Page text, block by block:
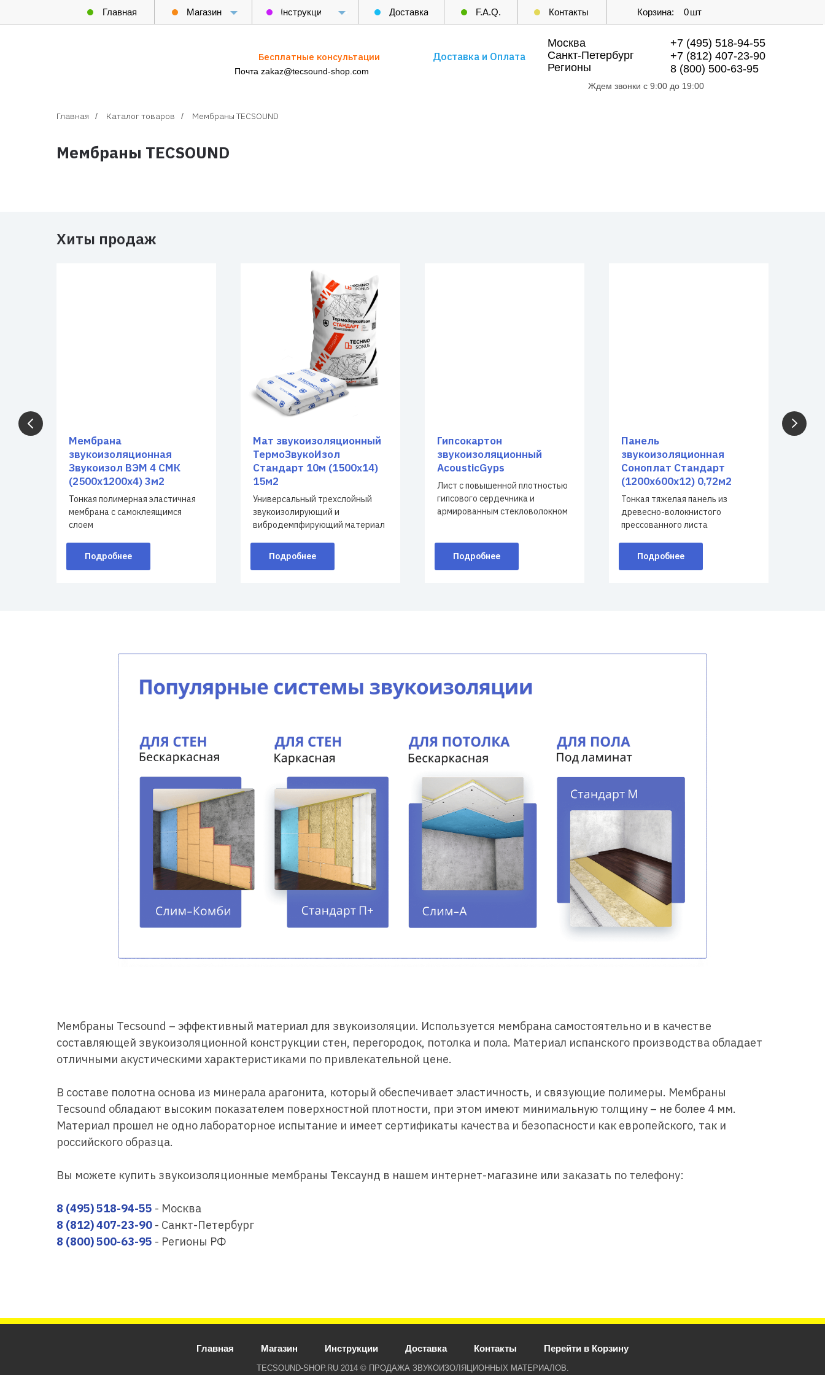
Главная Магазин Инструкции Доставка F.A.Q. Контакты
Бесплатные консультации Доставка и Оплата
Ждем звонки с 9:00 до 19:00
Москва
Санкт-Петербург
Регионы
+7 (495) 518-94-55
+7 (812) 407-23-90
8 (800) 500-63-95
Почта zakaz@tecsound-shop.com
0шт
Корзина:
Главная / Каталог товаров / Мембраны TECSOUND
Мембраны TECSOUND
Хиты продаж
Мембрана
звукоизоляционная
Звукоизол ВЭМ 4 СМК
(2500x1200x4) 3м2
Тонкая полимерная эластичная
мембрана с самоклеящимся
слоем
Подробнее
Мат звукоизоляционный
ТермоЗвукоИзол
Стандарт 10м (1500х14)
15м2
Универсальный трехслойный
звукоизолирующий и
вибродемпфирующий материал
Подробнее
Гипсокартон
звукоизоляционный
AcousticGyps
Лист с повышенной плотностью
гипсового сердечника и
армированным стекловолокном
Подробнее
Панель
звукоизоляционная
Соноплат Стандарт
(1200x600x12) 0,72м2
Тонкая тяжелая панель из
древесно-волокнистого
прессованного листа
Подробнее
Мембраны Tecsound – эффективный материал для звукоизоляции. Используется мембрана самостоятельно и в качестве
составляющей звукоизоляционной конструкции стен, перегородок, потолка и пола. Материал испанского производства обладает
отличными акустическими характеристиками по привлекательной цене.
В составе полотна основа из минерала арагонита, который обеспечивает эластичность, и связующие полимеры. Мембраны
Tecsound обладают высоким показателем поверхностной плотности, при этом имеют минимальную толщину – не более 4 мм.
Материал прошел не одно лабораторное испытание и имеет сертификаты качества и безопасности как европейского, так и
российского образца.
Вы можете купить звукоизоляционные мембраны Тексаунд в нашем интернет-магазине или заказать по телефону:
8 (495) 518-94-55 - Москва
8 (812) 407-23-90 - Санкт-Петербург
8 (800) 500-63-95 - Регионы РФ
Главная Магазин Инструкции Доставка Контакты Перейти в Корзину
TECSOUND-SHOP.RU 2014 © ПРОДАЖА ЗВУКОИЗОЛЯЦИОННЫХ МАТЕРИАЛОВ.